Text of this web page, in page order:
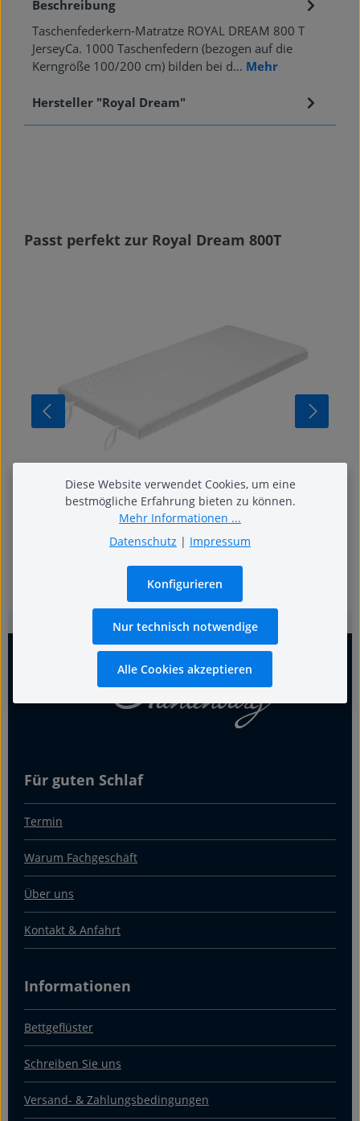
Beschreibung
Taschenfederkern-Matratze ROYAL DREAM 800 T
JerseyCa. 1000 Taschenfedern (bezogen auf die
Kerngröße 100/200 cm) bilden bei d… Mehr
Hersteller "Royal Dream"
Produktgalerie überspringen
Passt perfekt zur Royal Dream 800T
Untermatratze S
Der perfekte Unterbau für jede
Taschenfederkernmatratze
Für guten Schlaf
Termin
Warum Fachgeschäft
Über uns
Kontakt & Anfahrt
Informationen
Bettgeflüster
Schreiben Sie uns
Versand- & Zahlungsbedingungen
Diese Website verwendet Cookies, um eine
bestmögliche Erfahrung bieten zu können.
Mehr Informationen ...
Datenschutz | Impressum
Nur technisch notwendige
Konfigurieren
Alle Cookies akzeptieren